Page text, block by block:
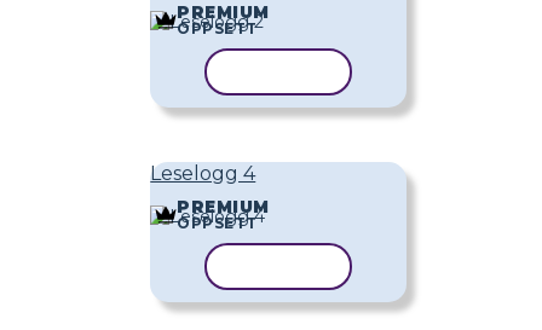
PREMIUM
OPPSETT
Leselogg 4
PREMIUM
OPPSETT